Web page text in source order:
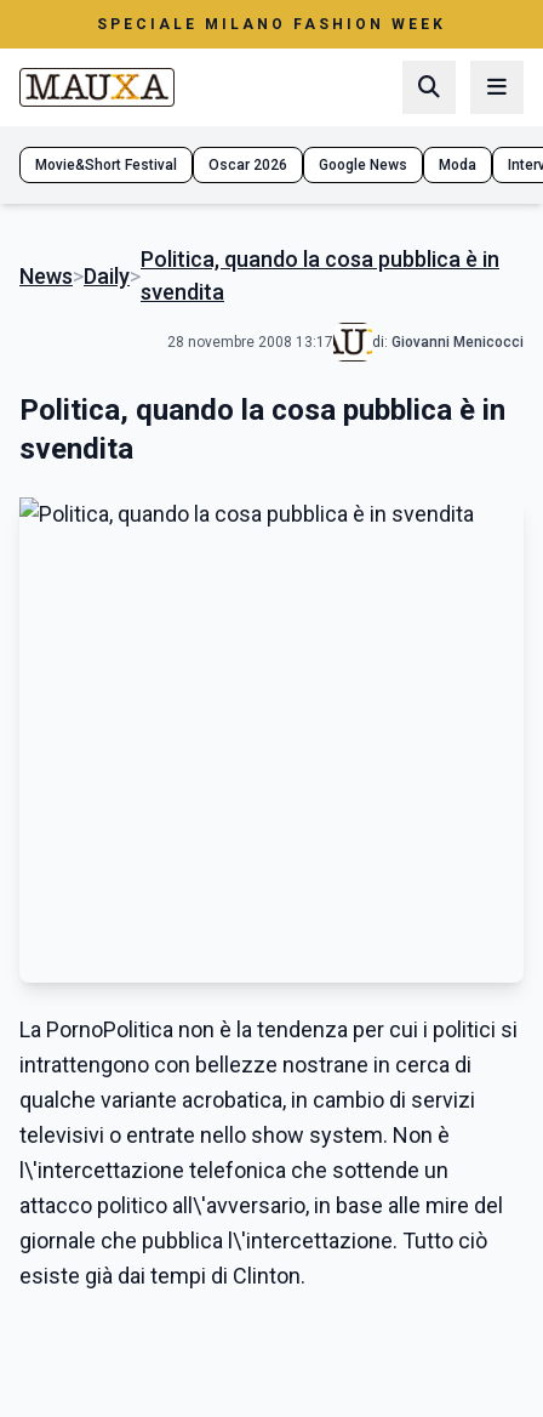
SPECIALE MILANO FASHION WEEK
Movie&Short Festival Oscar 2026 Google News Moda
News>Daily>
Politica, quando la cosa pubblica è in
svendita
28 novembre 2008 13:17 di: Giovanni Menicocci
Politica, quando la cosa pubblica è in
svendita
La PornoPolitica non è la tendenza per cui i politici si
intrattengono con bellezze nostrane in cerca di
qualche variante acrobatica, in cambio di servizi
televisivi o entrate nello show system. Non è
l\'intercettazione telefonica che sottende un
attacco politico all\'avversario, in base alle mire del
giornale che pubblica l\'intercettazione. Tutto ciò
esiste già dai tempi di Clinton.